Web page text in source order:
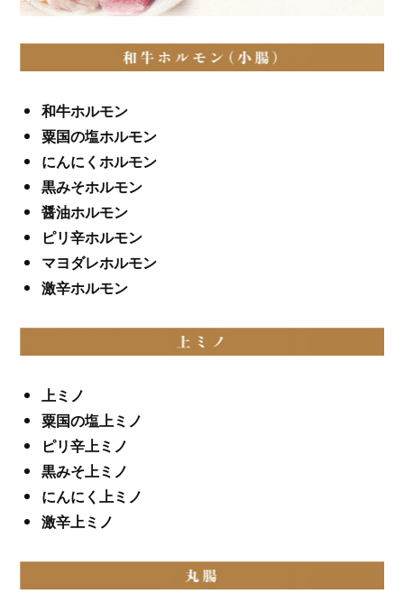
和牛ホルモン
粟国の塩ホルモン
にんにくホルモン
黒みそホルモン
醤油ホルモン
ピリ辛ホルモン
マヨダレホルモン
激辛ホルモン
上ミノ
粟国の塩上ミノ
ピリ辛上ミノ
黒みそ上ミノ
にんにく上ミノ
激辛上ミノ